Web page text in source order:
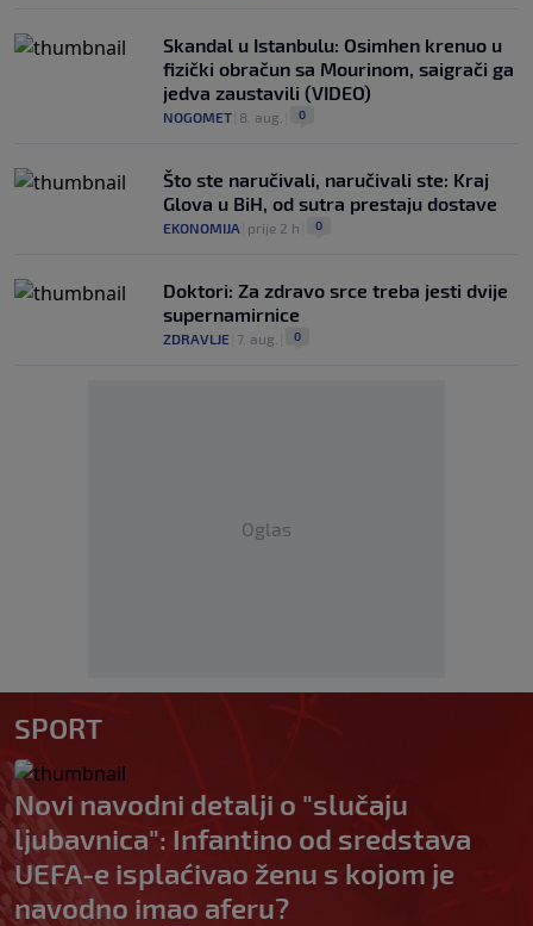
Skandal u Istanbulu: Osimhen krenuo u
fizički obračun sa Mourinom, saigrači ga
jedva zaustavili (VIDEO)
NOGOMET 8. aug. 0
Što ste naručivali, naručivali ste: Kraj
Glova u BiH, od sutra prestaju dostave
EKONOMIJA prije 2 h 0
Doktori: Za zdravo srce treba jesti dvije
supernamirnice
ZDRAVLJE 7. aug. 0
Oglas
SPORT
Novi navodni detalji o "slučaju
ljubavnica": Infantino od sredstava
UEFA-e isplaćivao ženu s kojom je
navodno imao aferu?